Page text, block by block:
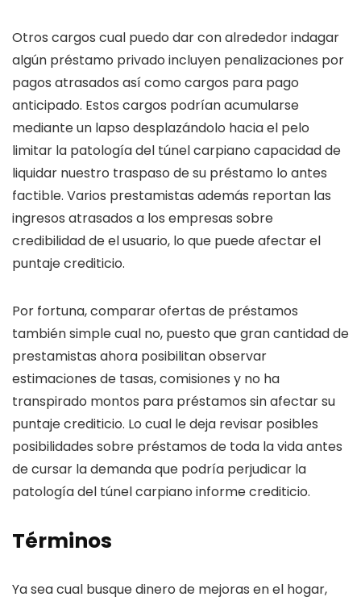
Otros cargos cual puedo dar con alrededor indagar
algún préstamo privado incluyen penalizaciones por
pagos atrasados así­ como cargos para pago
anticipado. Estos cargos podrían acumularse
mediante un lapso desplazándolo hacia el pelo
limitar la patologí­a del túnel carpiano capacidad de
liquidar nuestro traspaso de su préstamo lo antes
factible. Varios prestamistas además reportan las
ingresos atrasados a los empresas sobre
credibilidad de el usuario, lo que puede afectar el
puntaje crediticio.
Por fortuna, comparar ofertas de préstamos
también simple cual no, puesto que gran cantidad de
prestamistas ahora posibilitan observar
estimaciones de tasas, comisiones y no ha
transpirado montos para préstamos sin afectar su
puntaje crediticio. Lo cual le deja revisar posibles
posibilidades sobre préstamos de toda la vida antes
de cursar la demanda que podría perjudicar la
patologí­a del túnel carpiano informe crediticio.
Términos
Ya sea cual busque dinero de mejoras en el hogar,